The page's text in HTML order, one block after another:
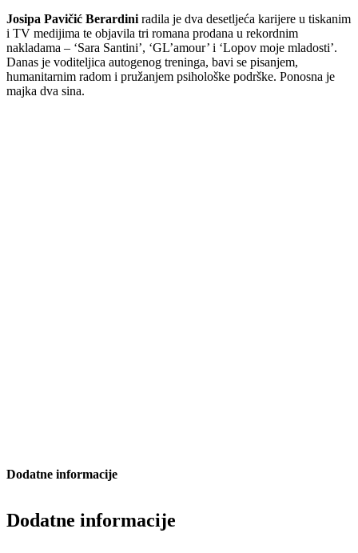
Josipa Pavičić Berardini radila je dva desetljeća karijere u tiskanim
i TV medijima te objavila tri romana prodana u rekordnim
nakladama – ‘Sara Santini’, ‘GL’amour’ i ‘Lopov moje mladosti’.
Danas je voditeljica autogenog treninga, bavi se pisanjem,
humanitarnim radom i pružanjem psihološke podrške. Ponosna je
majka dva sina.
Dodatne informacije
Dodatne informacije